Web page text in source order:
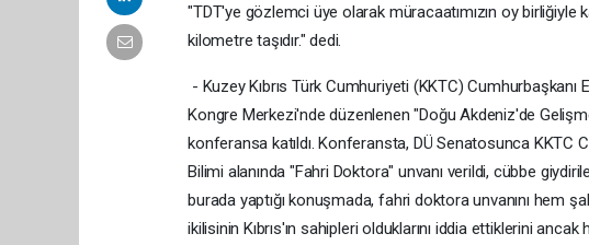
"TDT'ye gözlemci üye olarak müracaatımızın oy
kilometre taşıdır." dedi.
- Kuzey Kıbrıs Türk Cumhuriyeti (KKTC)
Kongre Merkezi'nde düzenlenen "Doğu Akdeniz'de
konferansa katıldı. Konferansta, DÜ Senatosunca KKTC
Bilimi alanında "Fahri Doktora" unvanı verildi, cübbe
burada yaptığı konuşmada, fahri doktora unvanını hem
ikilisinin Kıbrıs'ın sahipleri olduklarını iddia ettiklerini